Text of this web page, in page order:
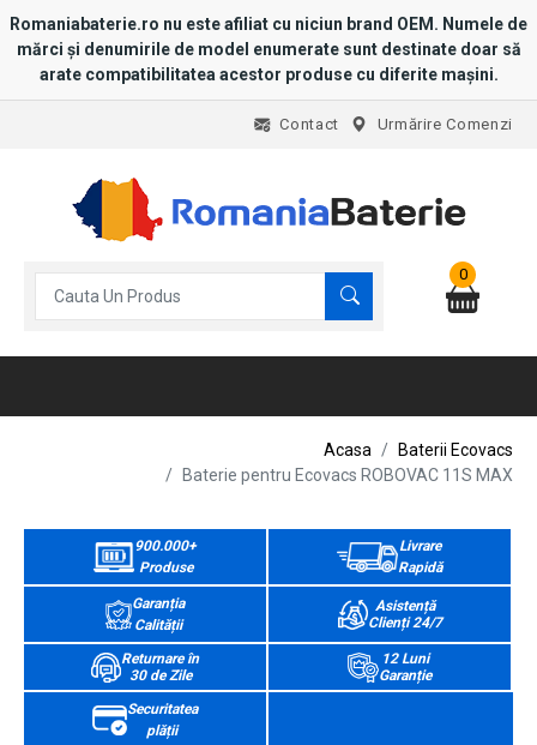
Romaniabaterie.ro nu este afiliat cu niciun brand OEM. Numele de
mărci și denumirile de model enumerate sunt destinate doar să
arate compatibilitatea acestor produse cu diferite mașini.
Urmărire Comenzi
Contact
0
Acasa
Baterii Ecovacs
Baterie pentru Ecovacs ROBOVAC 11S MAX
900.000+
Produse
Livrare
Rapidă
Garanția
Calității
Asistență
Clienți 24/7
Returnare în
30 de Zile
12 Luni
Garanție
Securitatea
plății